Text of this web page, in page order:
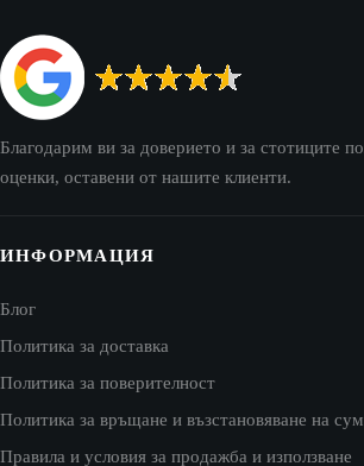
Благодарим ви за доверието и за стотиците
оценки, оставени от нашите клиенти.
ИНФОРМАЦИЯ
Блог
Политика за доставка
Политика за поверителност
Политика за връщане и възстановяване на
Правила и условия за продажба и използване